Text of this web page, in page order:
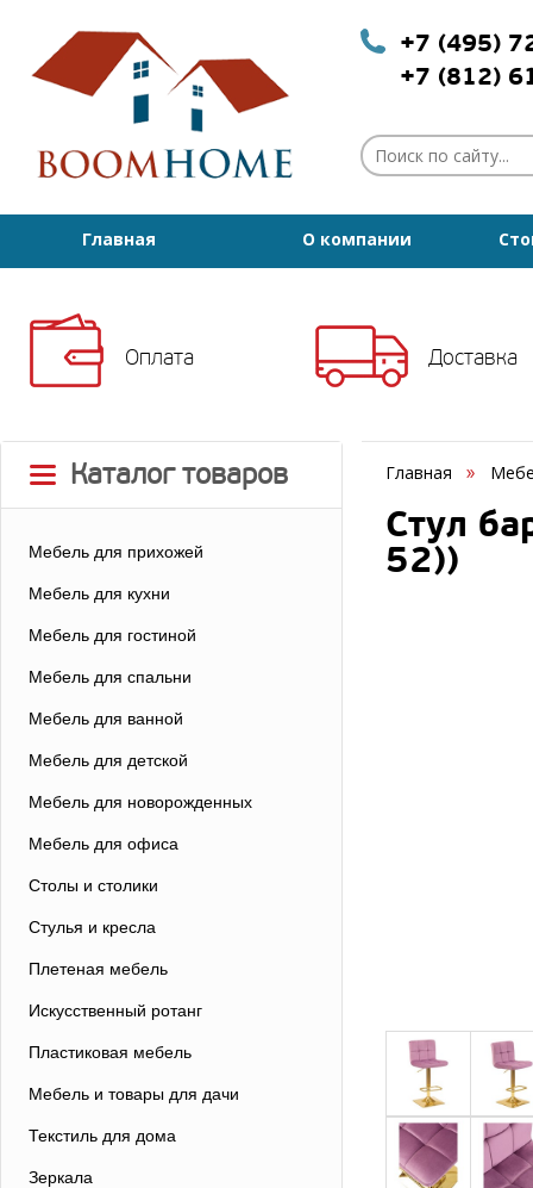
+7 (495)
+7 (812)
Главная О компании
Оплата Доставка
Каталог товаров
Мебель для прихожей
Мебель для кухни
Мебель для гостиной
Мебель для спальни
Мебель для ванной
Мебель для детской
Мебель для новорожденных
Мебель для офиса
Столы и столики
Стулья и кресла
Плетеная мебель
Искусственный ротанг
Пластиковая мебель
Мебель и товары для дачи
Текстиль для дома
Зеркала
Главная
Стул
52))